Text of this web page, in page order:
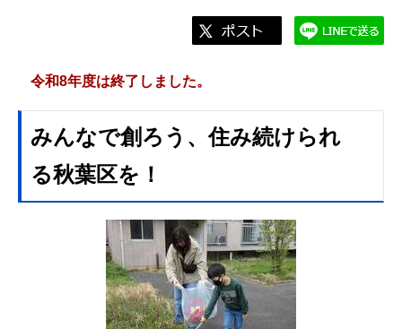
令和8年度は終了しました。
みんなで創ろう、住み続けられ
る秋葉区を！